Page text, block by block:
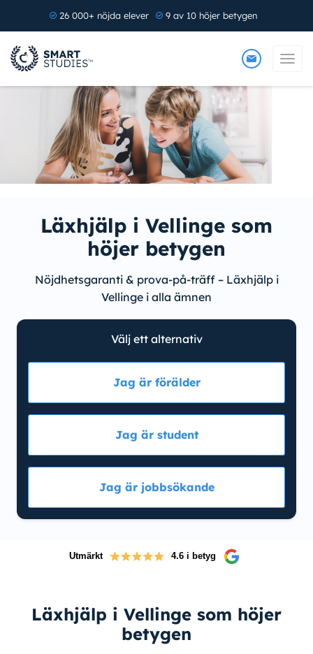
26 000+ nöjda elever 9 av 10 höjer betygen
Läxhjälp i Vellinge som
höjer betygen
Nöjdhetsgaranti & prova-på-träff – Läxhjälp i
Vellinge i alla ämnen
Välj ett alternativ
Jag är förälder
Jag är student
Jag är jobbsökande
Utmärkt 4.6 i betyg
Läxhjälp i Vellinge som höjer
betygen